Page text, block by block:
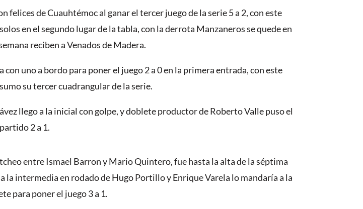
de Cuauhtémoc al ganar el tercer juego de la serie 5 a 2, con este
en el segundo lugar de la tabla, con la derrota Manzaneros se quede en
reciben a Venados de Madera.
uno a bordo para poner el juego 2 a 0 en la primera entrada, con este
su tercer cuadrangular de la serie.
llego a la inicial con golpe, y doblete productor de Roberto Valle puso el
partido 2 a 1.
entre Ismael Barron y Mario Quintero, fue hasta la alta de la séptima
la intermedia en rodado de Hugo Portillo y Enrique Varela lo mandaría a la
para poner el juego 3 a 1.